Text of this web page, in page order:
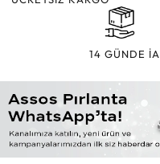
14 GÜNDE